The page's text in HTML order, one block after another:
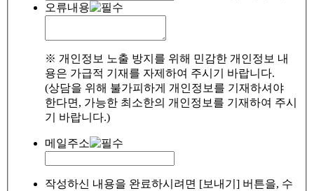
오류내용
※ 개인정보 노출 방지를 위해 민감한 개인정보 내
용은 가급적 기재를 자제하여 주시기 바랍니다.
(상담을 위해 불가피하게 개인정보를 기재하셔야
한다면, 가능한 최소한의 개인정보를 기재하여 주시
기 바랍니다.)
메일주소
작성하신 내용을 완료하시려면 [보내기] 버튼을, 수